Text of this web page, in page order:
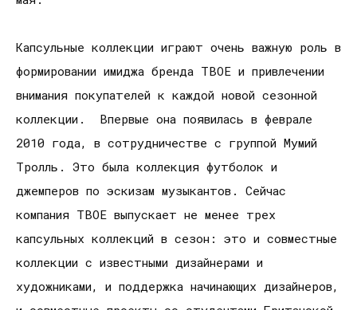
Капсульные коллекции играют очень важную роль в
формировании имиджа бренда ТВОЕ и привлечении
внимания покупателей к каждой новой сезонной
коллекции. Впервые она появилась в феврале
2010 года, в сотрудничестве с группой Мумий
Тролль. Это была коллекция футболок и
джемперов по эскизам музыкантов. Сейчас
компания ТВОЕ выпускает не менее трех
капсульных коллекций в сезон: это и совместные
коллекции с известными дизайнерами и
художниками, и поддержка начинающих дизайнеров,